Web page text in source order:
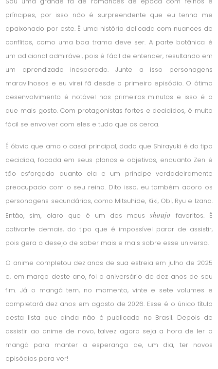
príncipes, por isso não é surpreendente que eu tenha me
apaixonado por este. É uma história delicada com nuances de
conflitos, como uma boa trama deve ser. A parte botânica é
um adicional admirável, pois é fácil de entender, resultando em
um aprendizado inesperado. Junte a isso personagens
maravilhosos e eu virei fã desde o primeiro episódio. O ótimo
desenvolvimento é notável nos primeiros minutos e isso é o
que mais gosto. Com protagonistas fortes e decididos, é muito
fácil se envolver com eles e tudo que os cerca.
É óbvio que amo o casal principal, dado que Shirayuki é do tipo
decidida, focada em seus planos e objetivos, enquanto Zen é
tão esforçado quanto ela e um príncipe verdadeiramente
preocupado com o seu reino. Dito isso, eu também adoro os
personagens secundários, como Mitsuhide, Kiki, Obi, Ryu e Izana.
Então, sim, claro que é um dos meusshoujo favoritos. É
cativante demais, do tipo que é impossível parar de assistir,
pois gera o desejo de saber mais e mais sobre esse universo.
O anime completou dez anos de sua estreia em julho de 2025
e, em março deste ano, foi o aniversário de dez anos de seu
fim. Já o mangá tem, no momento, vinte e sete volumes e
completará dez anos em agosto de 2026. Esse é o único título
desta lista que ainda não é publicado no Brasil. Depois de
assistir ao anime de novo, talvez agora seja a hora de ler o
mangá para manter a esperança de, um dia, ter novos
episódios para ver!